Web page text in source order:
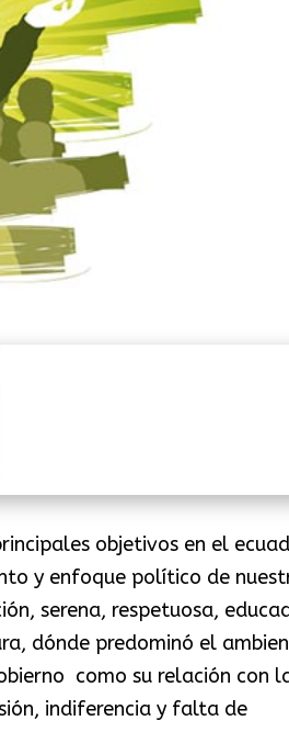
objetivos en el
y enfoque político de
serena, respetuosa,
dónde predominó el
como su relación con
indiferencia y falta de